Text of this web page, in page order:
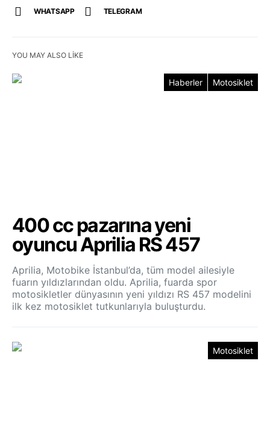
WHATSAPP
TELEGRAM
YOU MAY ALSO LIKE
Haberler Motosiklet
400 cc pazarına yeni
oyuncu Aprilia RS 457
Aprilia, Motobike İstanbul’da, tüm model ailesiyle
fuarın yıldızlarından oldu. Aprilia, fuarda spor
motosikletler dünyasının yeni yıldızı RS 457 modelini
ilk kez motosiklet tutkunlarıyla buluşturdu.
Motosiklet